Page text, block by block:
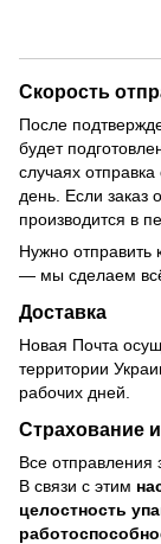
Скорость
После
будет
случаях
день. Если
производится в
Нужно отправить
— мы сделаем
Доставка
Новая Почта
территории
рабочих дней.
Страхование
Все отправления
В связи с этим
целостность